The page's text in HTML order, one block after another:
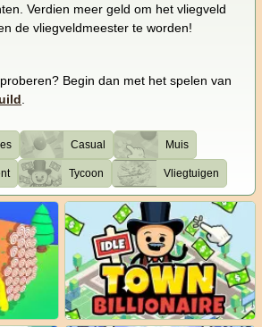
Verdien meer geld om het vliegveld
de vliegveldmeester te worden!
Begin dan met het spelen van
.
Casual Muis
Tycoon Vliegtuigen